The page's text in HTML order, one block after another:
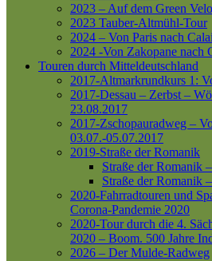
2023 – Auf dem Green
2023 Tauber-Altmühl-Tour
2024 – Von Paris nach
2024 -Von Zakopane nach
Touren durch Mitteldeutschland
2017-Altmarkrundkurs 1:
2017-Dessau – Zerbst –
23.08.2017
2017-Zschopauradweg –
03.07.-05.07.2017
2019-Straße der Romanik
Straße der Romanik
Straße der Romanik
2020-Fahrradtouren und
Corona-Pandemie 2020
2020-Tour durch die 4.
2020 – Boom. 500 Jahre
2026 – Der Mulde-Radweg